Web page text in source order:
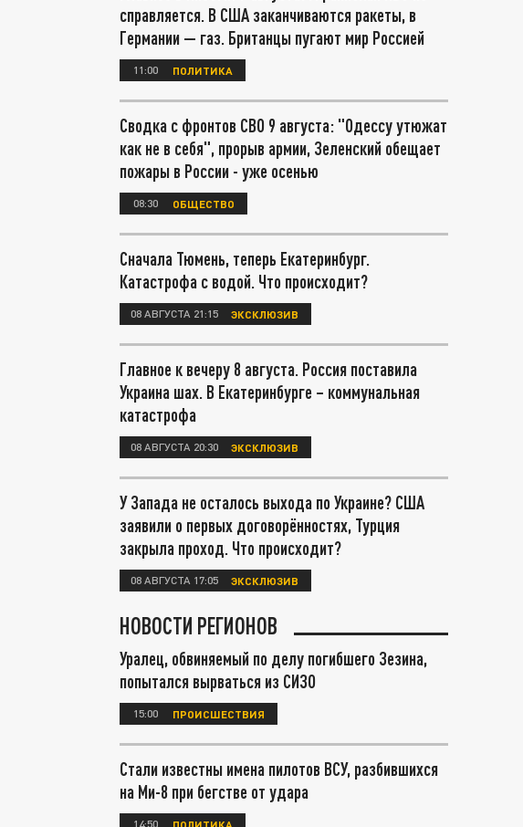
справляется. В США заканчиваются ракеты, в
Германии — газ. Британцы пугают мир Россией
11:00 ПОЛИТИКА
Сводка с фронтов СВО 9 августа: "Одессу утюжат
как не в себя", прорыв армии, Зеленский обещает
пожары в России - уже осенью
08:30 ОБЩЕСТВО
Сначала Тюмень, теперь Екатеринбург.
Катастрофа с водой. Что происходит?
08 АВГУСТА 21:15 ЭКСКЛЮЗИВ
Главное к вечеру 8 августа. Россия поставила
Украина шах. В Екатеринбурге – коммунальная
катастрофа
08 АВГУСТА 20:30 ЭКСКЛЮЗИВ
У Запада не осталось выхода по Украине? США
заявили о первых договорённостях, Турция
закрыла проход. Что происходит?
08 АВГУСТА 17:05 ЭКСКЛЮЗИВ
НОВОСТИ РЕГИОНОВ
Уралец, обвиняемый по делу погибшего Зезина,
попытался вырваться из СИЗО
15:00 ПРОИСШЕСТВИЯ
Стали известны имена пилотов ВСУ, разбившихся
на Ми-8 при бегстве от удара
14:50 ПОЛИТИКА